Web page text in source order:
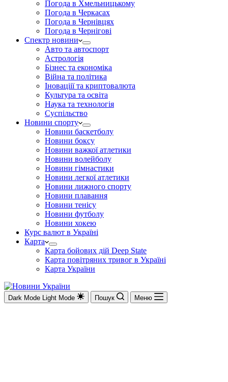
Погода в Хмельницькому
Погода в Черкасах
Погода в Чернівцях
Погода в Чернігові
Спектр новини
Авто та автоспорт
Астрологія
Бізнес та економіка
Війна та політика
Іноваціії та криптовалюта
Культура та освіта
Наука та технологія
Суспільство
Новини спорту
Новини баскетболу
Новини боксу
Новини важкої атлетики
Новини волейболу
Новини гімнастики
Новини легкої атлетики
Новини лижного спорту
Новини плавання
Новини тенісу
Новини футболу
Новини хокею
Курс валют в Україні
Карта
Карта бойових дій Deep State
Карта повітряних тривог в Україні
Карта України
Dark Mode Light Mode Пошук Меню